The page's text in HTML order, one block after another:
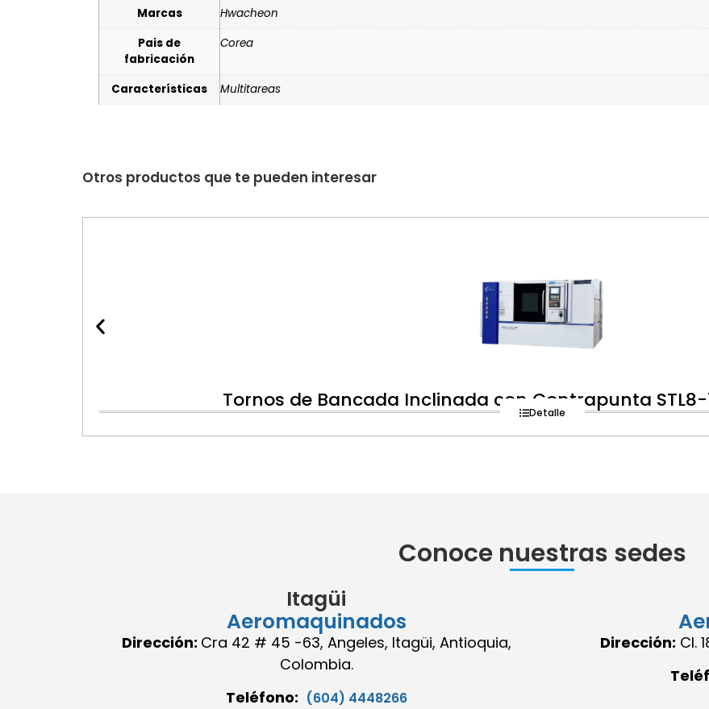
Marcas
Hwacheon
Pais de
fabricación
Corea
Características Multitareas
Otros productos que te pueden interesar
Tornos de Bancada Inclinada con Contrapunta STL8-
Detalle
Conoce nuestras sedes
Itagüi
Aeromaquinados
Dirección: Cra 42 # 45 -63, Angeles, Itagüi, Antioquia,
Colombia.
Teléfono: (604) 4448266
Dirección: Cl.